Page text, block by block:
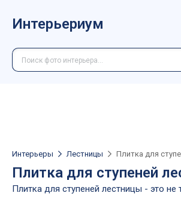
Интерьериум
Интерьеры Лестницы Плитка для
Плитка для ступеней
Плитка для ступеней лестницы - это не